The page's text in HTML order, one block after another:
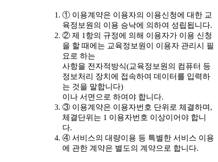
① 이용계약은 이용자의 이용신청에 대한 교
육정보원의 이용 승낙에 의하여 성립됩니다.
② 제 1항의 규정에 의해 이용자가 이용 신청
을 할 때에는 교육정보원이 이용자 관리시 필
요로 하는
사항을 전자적방식(교육정보원의 컴퓨터 등
정보처리 장치에 접속하여 데이터를 입력하
는 것을 말합니다)
이나 서면으로 하여야 합니다.
③ 이용계약은 이용자번호 단위로 체결하며,
체결단위는 1 이용자번호 이상이어야 합니
다.
④ 서비스의 대량이용 등 특별한 서비스 이용
에 관한 계약은 별도의 계약으로 합니다.